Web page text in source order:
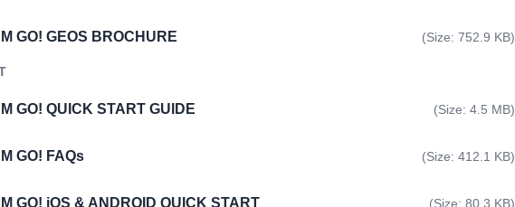
GO! GEOS BROCHURE (Size: 752.9 KB)
GO! QUICK START GUIDE (Size: 4.5 MB)
GO! FAQs (Size: 412.1 KB)
GO! iOS & ANDROID QUICK START (Size: 80.3 KB)